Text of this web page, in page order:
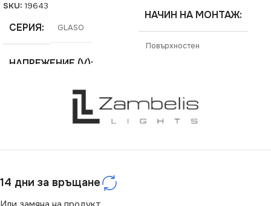
SKU: 19643
СЕРИЯ GLASO
НАПРЕЖЕНИЕ (V)
СТЕПЕН НА ЗАЩИТА
ЦОКЪЛ
НАЧИН НА МОНТАЖ
Повърхностен
НАПРЕЖЕНИЕ (V)
14 дни за връщане